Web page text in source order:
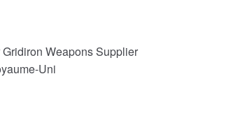
Weapons Supplier
Uni